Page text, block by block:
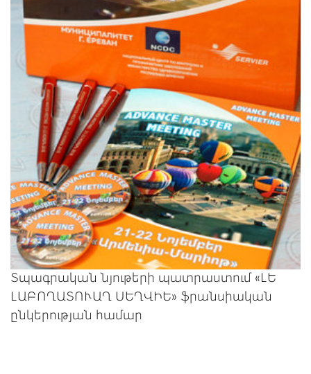
Տպագրական նյութերի պատրաստում «ԼԵ
ԼԱԲՈՂԱՏՈՒԱՂ ՍԵՂՎԻԵ» ֆրանսիական
ընկերության համար